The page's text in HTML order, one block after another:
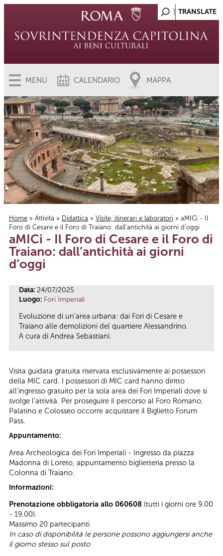
MENU CALENDARIO MAPPA
Tu sei qui
Home » Attività » Didattica » Visite, itinerari e laboratori » aMICi - Il
Foro di Cesare e il Foro di Traiano: dall’antichità ai giorni d’oggi
aMICi - Il Foro di Cesare e il Foro di
Traiano: dall’antichità ai giorni
d’oggi
Data: 24/07/2025
Luogo: Fori Imperiali
Evoluzione di un’area urbana: dai Fori di Cesare e
Traiano alle demolizioni del quartiere Alessandrino.
A cura di Andrea Sebastiani.
Visita guidata gratuita riservata esclusivamente ai possessori
della MIC card. I possessori di MIC card hanno diritto
all’ingresso gratuito per la sola area dei Fori Imperiali dove si
svolge l’attività. Per proseguire il percorso al Foro Romano,
Palatino e Colosseo occorre acquistare il Biglietto Forum
Pass.
Appuntamento:
Area Archeologica dei Fori Imperiali - Ingresso da piazza
Madonna di Loreto, appuntamento biglietteria presso la
Colonna di Traiano.
Informazioni:
Prenotazione obbligatoria allo 060608 (tutti i giorni ore 9.00
- 19.00).
Massimo 20 partecipanti
In caso di disponibilità le persone possono aggiungersi anche
il giorno stesso sul posto